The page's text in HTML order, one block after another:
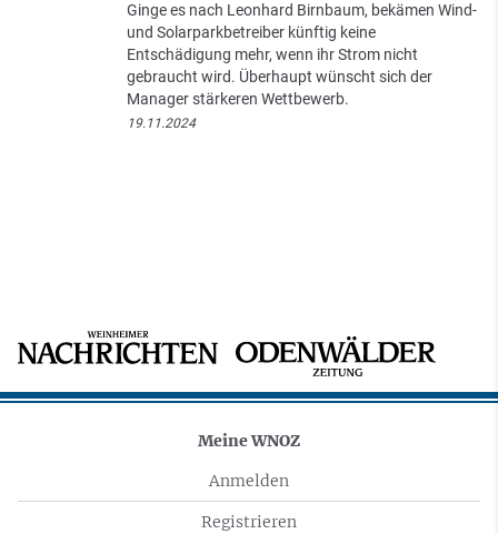
Ginge es nach Leonhard Birnbaum, bekämen Wind-
und Solarparkbetreiber künftig keine
Entschädigung mehr, wenn ihr Strom nicht
gebraucht wird. Überhaupt wünscht sich der
Manager stärkeren Wettbewerb.
19.11.2024
Meine WNOZ
Anmelden
Registrieren